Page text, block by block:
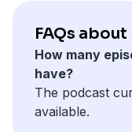
FAQs
How many
have?
The podcast
available.